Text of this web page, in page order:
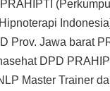
PRAHIPTI
Prov. Jawa barat
DPD
Master Trainer